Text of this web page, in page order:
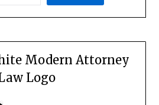
Modern Attorney
Logo